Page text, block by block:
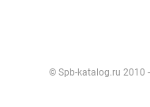
© Spb-katalog.ru 2010